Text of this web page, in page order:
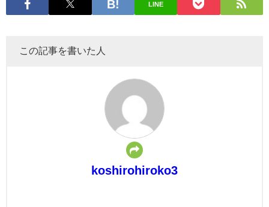
LINE
この記事を書いた人
koshirohiroko3